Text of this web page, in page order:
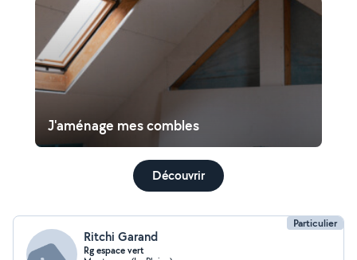
J'aménage mes combles
Découvrir
Particulier
Ritchi Garand
Rg espace vert